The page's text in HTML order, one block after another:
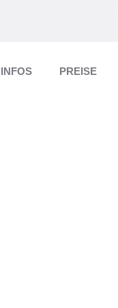
INFOS PREISE